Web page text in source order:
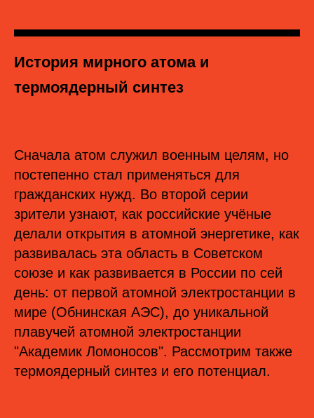
История мирного атома и
термоядерный синтез
Сначала атом служил военным целям, но
постепенно стал применяться для
гражданских нужд. Во второй серии
зрители узнают, как российские учёные
делали открытия в атомной энергетике, как
развивалась эта область в Советском
союзе и как развивается в России по сей
день: от первой атомной электростанции в
мире (Обнинская АЭС), до уникальной
плавучей атомной электростанции
"Академик Ломоносов". Рассмотрим также
термоядерный синтез и его потенциал.